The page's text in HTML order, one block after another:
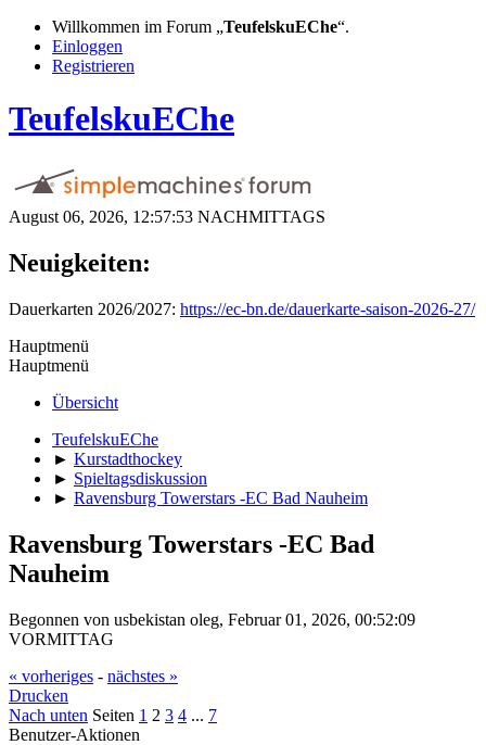
Willkommen im Forum „TeufelskuEChe“.
Einloggen
Registrieren
TeufelskuEChe
August 06, 2026, 12:57:53 NACHMITTAGS
Neuigkeiten:
Dauerkarten 2026/2027: https://ec-bn.de/dauerkarte-saison-2026-27/
Hauptmenü
Hauptmenü
Übersicht
TeufelskuEChe
► Kurstadthockey
► Spieltagsdiskussion
► Ravensburg Towerstars -EC Bad Nauheim
Ravensburg Towerstars -EC Bad
Nauheim
Begonnen von usbekistan oleg, Februar 01, 2026, 00:52:09
VORMITTAG
« vorheriges - nächstes »
Drucken
Nach unten Seiten 1 2 3 4 ... 7
Benutzer-Aktionen